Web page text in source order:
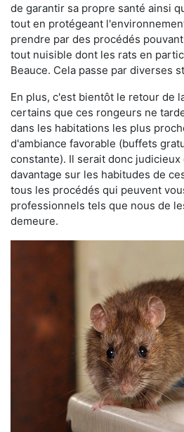
de garantir sa propre santé ainsi
tout en protégeant
prendre par des procédés
tout nuisible dont les rats en
Beauce. Cela passe par diverses
En plus, c'est bientôt le retour de
certains que ces rongeurs ne
dans les habitations les plus
d'ambiance favorable (buffets
constante). Il serait donc judicieux
davantage sur les habitudes de
tous les procédés qui peuvent
professionnels tels que nous de
demeure.